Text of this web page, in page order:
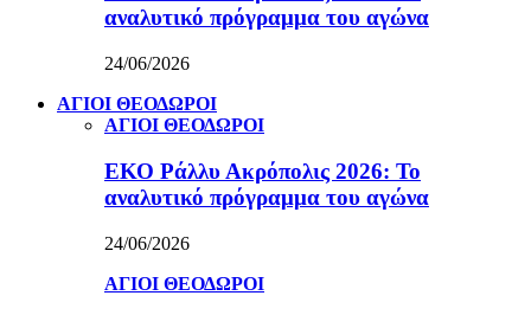
αναλυτικό πρόγραμμα του αγώνα
24/06/2026
ΑΓΙΟΙ ΘΕΟΔΩΡΟΙ
ΑΓΙΟΙ ΘΕΟΔΩΡΟΙ
ΕΚΟ Ράλλυ Ακρόπολις 2026: Το
αναλυτικό πρόγραμμα του αγώνα
24/06/2026
ΑΓΙΟΙ ΘΕΟΔΩΡΟΙ